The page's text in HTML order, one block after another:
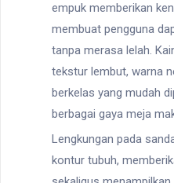
empuk memberikan
membuat pengguna
tanpa merasa lelah.
tekstur lembut, warna
berkelas yang mudah
berbagai gaya meja
Lengkungan pada
kontur tubuh,